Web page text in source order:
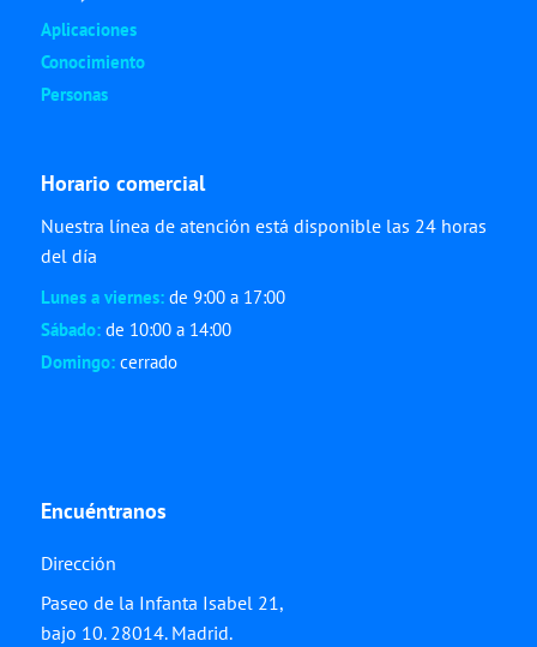
Aplicaciones
Conocimiento
Personas
Horario comercial
Nuestra línea de atención está disponible las 24 horas
del día
Lunes a viernes:de 9:00 a 17:00
Sábado:de 10:00 a 14:00
Domingo:cerrado
Encuéntranos
Dirección
Paseo de la Infanta Isabel 21,
bajo 10. 28014. Madrid.